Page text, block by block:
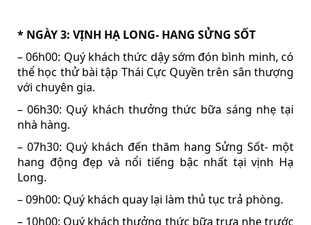
* NGÀY 3: VỊNH HẠ LONG- HANG SỬNG SỐT
– 06h00: Quý khách thức dậy sớm đón bình minh, có
thể học thử bài tập Thái Cực Quyền trên sân thượng
với chuyên gia.
– 06h30: Quý khách thưởng thức bữa sáng nhẹ tại
nhà hàng.
– 07h30: Quý khách đến thăm hang Sửng Sốt- một
hang động đẹp và nổi tiếng bậc nhất tại vịnh Hạ
Long.
– 09h00: Quý khách quay lại làm thủ tục trả phòng.
– 10h00: Quý khách thưởng thức bữa trưa nhẹ trước